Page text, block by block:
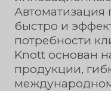
Автоматизация
быстро и
потребности
Knott основан
продукции,